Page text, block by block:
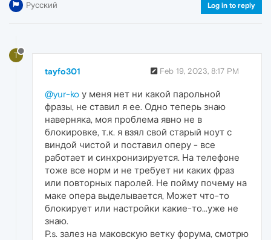
Русский Log in to reply
T
tayfo301 Feb 19, 2023, 8:17 PM
@yur-ko у меня нет ни какой парольной
фразы, не ставил я ее. Одно теперь знаю
наверняка, моя проблема явно не в
блокировке, т.к. я взял свой старый ноут с
виндой чистой и поставил оперу - все
работает и синхронизируется. На телефоне
тоже все норм и не требует ни каких фраз
или повторных паролей. Не пойму почему на
маке опера выделывается, Может что-то
блокирует или настройки какие-то...уже не
знаю.
P.s. залез на маковскую ветку форума, смотрю